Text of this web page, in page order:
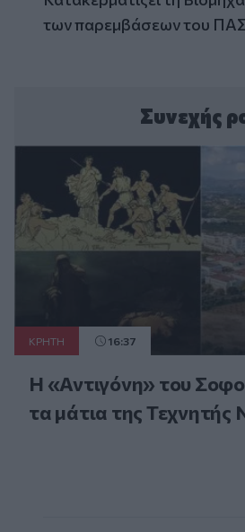
των παρεμβάσεων του
Συνεχής
ΚΡΗΤΗ 16:37
Η «Αντιγόνη» του
τα μάτια της